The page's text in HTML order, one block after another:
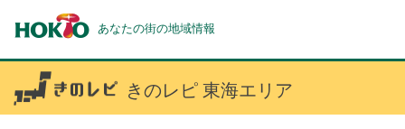
あなたの街の地域情報
きのレピ 東海エリア